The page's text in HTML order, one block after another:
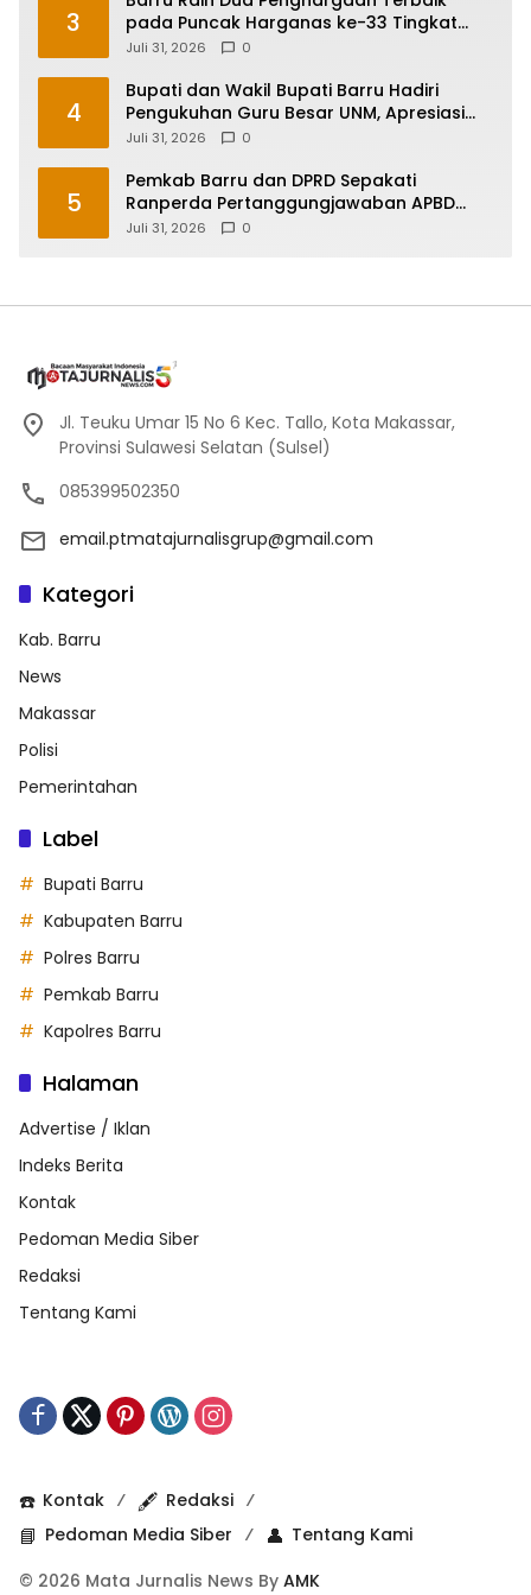
3
pada Puncak Harganas ke-33 Tingkat
Sulawesi Selatan
Juli 31, 2026 0
4
Bupati dan Wakil Bupati Barru Hadiri
Pengukuhan Guru Besar UNM, Apresiasi
Capaian Prof. Kamaruddin Hasan
Juli 31, 2026 0
5
Pemkab Barru dan DPRD Sepakati
Ranperda Pertanggungjawaban APBD
2025, Perkuat Komitmen Tata Kelola dan
Juli 31, 2026 0
Jl. Teuku Umar 15 No 6 Kec. Tallo, Kota Makassar,
Provinsi Sulawesi Selatan (Sulsel)
085399502350
email.ptmatajurnalisgrup@gmail.com
Kategori
Kab. Barru
News
Makassar
Polisi
Pemerintahan
Label
Bupati Barru
Kabupaten Barru
Polres Barru
Pemkab Barru
Kapolres Barru
Halaman
Advertise / Iklan
Indeks Berita
Kontak
Pedoman Media Siber
Redaksi
Tentang Kami
☎️ Kontak 🖋️ Redaksi
📘 Pedoman Media Siber 👤 Tentang Kami
© 2026 Mata Jurnalis News By AMK